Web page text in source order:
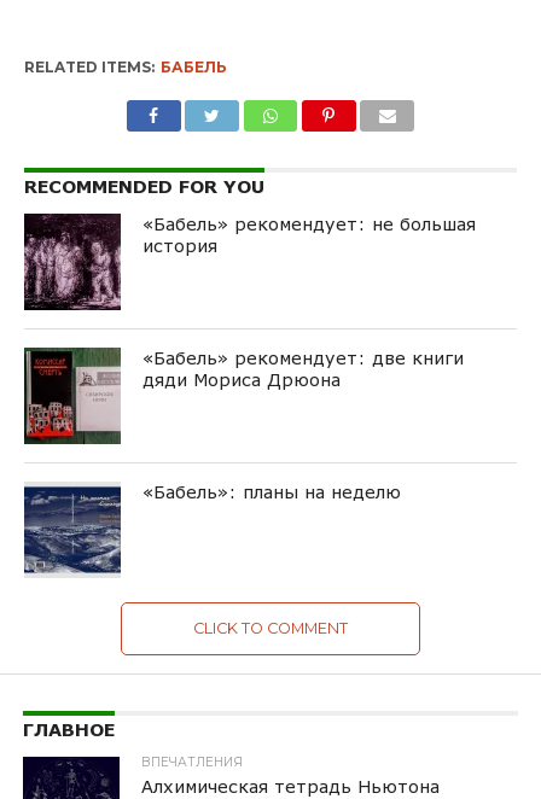
RELATED ITEMS: БАБЕЛЬ
RECOMMENDED FOR YOU
«Бабель» рекомендует: не большая
история
«Бабель» рекомендует: две книги
дяди Мориса Дрюона
«Бабель»: планы на неделю
CLICK TO COMMENT
ГЛАВНОЕ
ВПЕЧАТЛЕНИЯ
Алхимическая тетрадь Ньютона